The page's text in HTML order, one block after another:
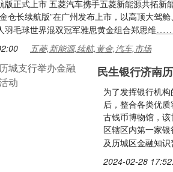
版正式上市 五菱汽车携手五菱新能源共拓新
仓长续航版”在广州发布上市，以高顶大驾
羽毛球世界混双冠军雅思黄金组合郑思维……
五菱,新能源,续航,黄金,汽车,市场
民生银行济南
为了发挥银行机
后，整合各类优
古钱币博物馆，
区辖区内第一家
及历城区金融知
2024-02-28